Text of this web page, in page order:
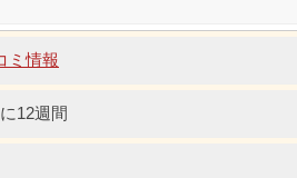
ミ情報
12週間